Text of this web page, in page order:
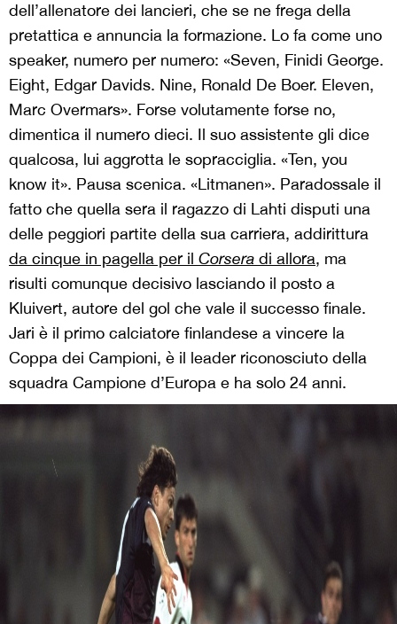
dell’allenatore dei lancieri, che se ne frega della
pretattica e annuncia la formazione. Lo fa come uno
speaker, numero per numero: «Seven, Finidi George.
Eight, Edgar Davids. Nine, Ronald De Boer. Eleven,
Marc Overmars». Forse volutamente forse no,
dimentica il numero dieci. Il suo assistente gli dice
qualcosa, lui aggrotta le sopracciglia. «Ten, you
know it». Pausa scenica. «Litmanen». Paradossale il
fatto che quella sera il ragazzo di Lahti disputi una
delle peggiori partite della sua carriera, addirittura
da cinque in pagella per il Corsera di allora, ma
risulti comunque decisivo lasciando il posto a
Kluivert, autore del gol che vale il successo finale.
Jari è il primo calciatore finlandese a vincere la
Coppa dei Campioni, è il leader riconosciuto della
squadra Campione d’Europa e ha solo 24 anni.